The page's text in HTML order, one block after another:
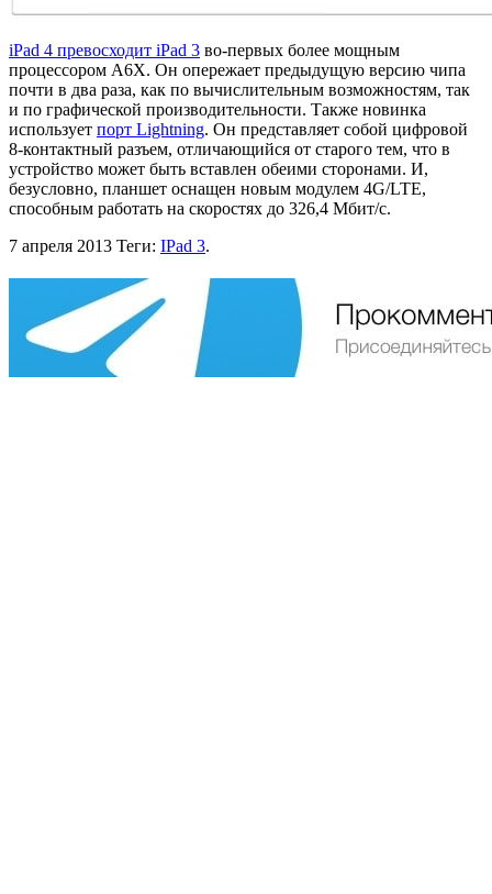
iPad 4 превосходит iPad 3 во-первых более мощным
процессором А6Х. Он опережает предыдущую версию чипа
почти в два раза, как по вычислительным возможностям, так
и по графической производительности. Также новинка
использует порт Lightning. Он представляет собой цифровой
8-контактный разъем, отличающийся от старого тем, что в
устройство может быть вставлен обеими сторонами. И,
безусловно, планшет оснащен новым модулем 4G/LTE,
способным работать на скоростях до 326,4 Мбит/с.
7 апреля 2013 Теги: IPad 3.